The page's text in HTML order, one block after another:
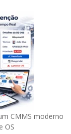
CMMS moderno
OS